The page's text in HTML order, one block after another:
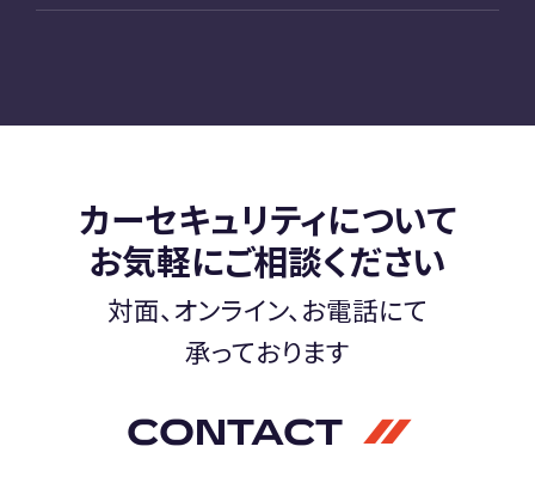
カーセキュリティについて
お気軽にご相談ください
対面、オンライン、お電話にて
承っております
CONTACT